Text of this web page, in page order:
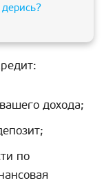
дохода;
по